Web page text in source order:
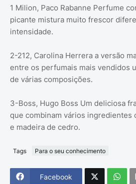
1 Milion, Paco Rabanne Perfume
picante mistura muito frescor
intensidade.
2-212, Carolina Herrera a versão
entre os perfumais mais vendidos
de várias composições.
3-Boss, Hugo Boss Um deliciosa
que combinam vários ingredientes
e madeira de cedro.
Tags Para o seu conhecimento
Facebook